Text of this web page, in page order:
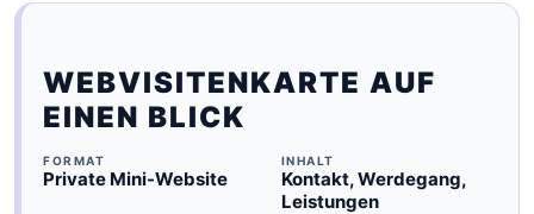
WEBVISITENKARTE AUF
EINEN BLICK
FORMAT
Private Mini-Website
INHALT
Kontakt, Werdegang,
Leistungen